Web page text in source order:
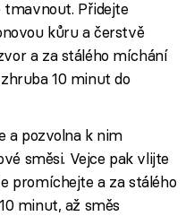
tmavnout. Přidejte
kůru a čerstvě
a za stálého míchání
10 minut do
a pozvolna k nim
směsi. Vejce pak vlijte
promíchejte a za stálého
minut, až směs